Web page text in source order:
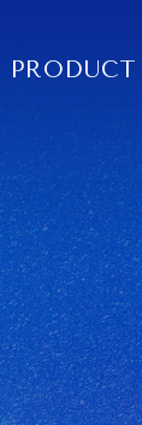
PRODUCT